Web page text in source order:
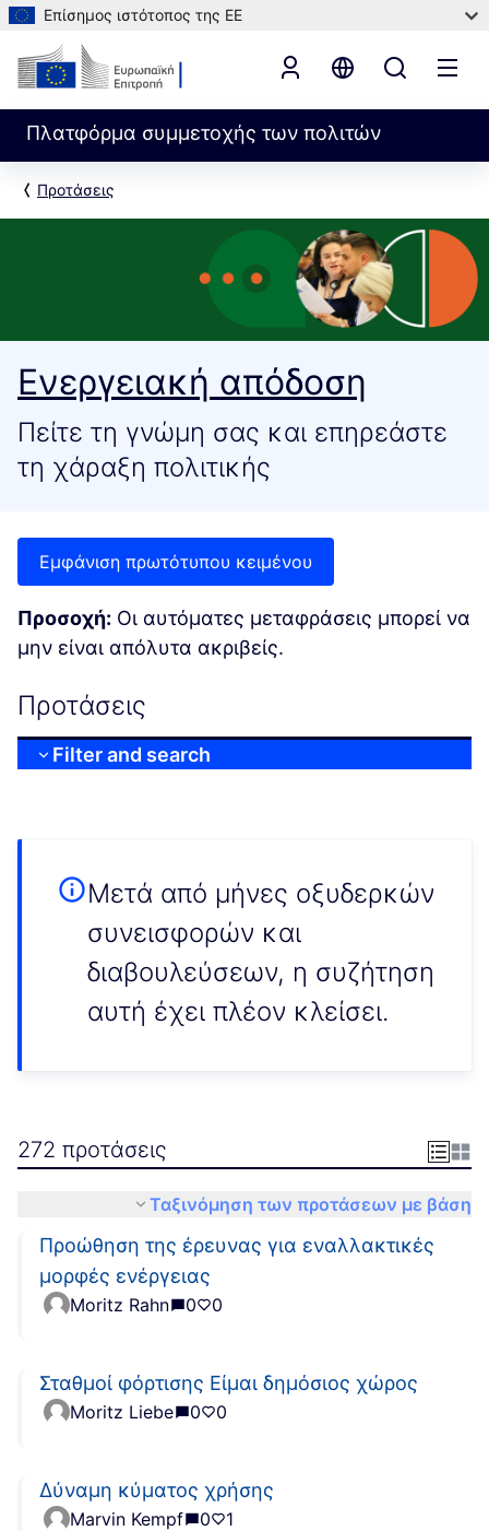
Επίσημος ιστότοπος της ΕΕ
Πλατφόρμα συμμετοχής των πολιτών
Προτάσεις
Ενεργειακή απόδοση
Πείτε τη γνώμη σας και επηρεάστε
τη χάραξη πολιτικής
Εμφάνιση πρωτότυπου κειμένου
Προσοχή: Οι αυτόματες μεταφράσεις μπορεί να
μην είναι απόλυτα ακριβείς.
Προτάσεις
Filter and search
Μετά από μήνες οξυδερκών
συνεισφορών και
διαβουλεύσεων, η συζήτηση
αυτή έχει πλέον κλείσει.
272 προτάσεις
Ταξινόμηση των προτάσεων με βάση
Προώθηση της έρευνας για εναλλακτικές
μορφές ενέργειας
Moritz Rahn 0 0
Σταθμοί φόρτισης Είμαι δημόσιος χώρος
Moritz Liebe 0 0
Δύναμη κύματος χρήσης
Marvin Kempf 0 1